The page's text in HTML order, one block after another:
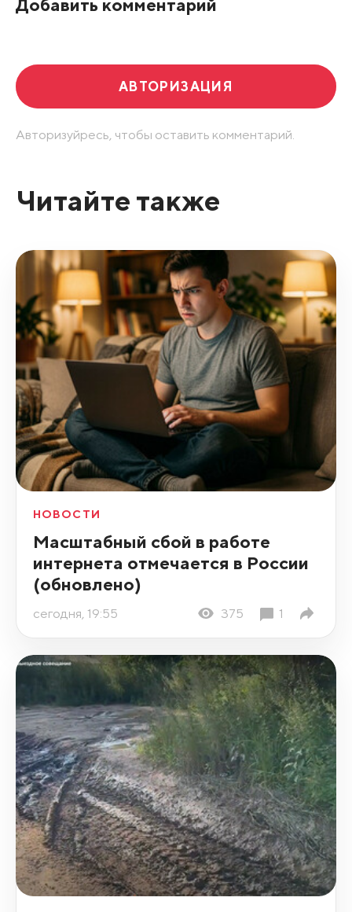
Добавить комментарий
АВТОРИЗАЦИЯ
Авторизуйресь, чтобы оставить комментарий.
Читайте также
НОВОСТИ
Масштабный сбой в работе
интернета отмечается в России
(обновлено)
сегодня, 19:55 375 1